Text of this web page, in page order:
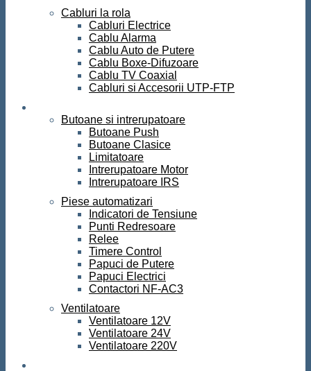
Cabluri la rola
Cabluri Electrice
Cablu Alarma
Cablu Auto de Putere
Cablu Boxe-Difuzoare
Cablu TV Coaxial
Cabluri si Accesorii UTP-FTP
Butoane si intrerupatoare
Butoane Push
Butoane Clasice
Limitatoare
Intrerupatoare Motor
Intrerupatoare IRS
Piese automatizari
Indicatori de Tensiune
Punti Redresoare
Relee
Timere Control
Papuci de Putere
Papuci Electrici
Contactori NF-AC3
Ventilatoare
Ventilatoare 12V
Ventilatoare 24V
Ventilatoare 220V